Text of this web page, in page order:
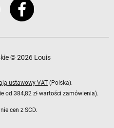
© 2026 Louis
ustawowy VAT (Polska).
od 384,82 zł wartości zamówienia).
cen z SCD.